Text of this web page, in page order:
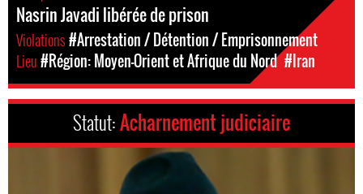
Nasrin Javadi libérée de prison
Violations#Arrestation / Détention / Emprisonnement
Lieu#Région: Moyen-Orient et Afrique du Nord #Iran
Statut:Acharnement judiciaire